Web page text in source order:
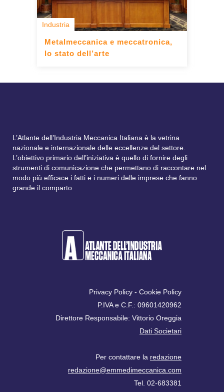
Industria
Metalmeccanica e meccatronica,
lo stato dell’arte
L’Atlante dell’Industria Meccanica Italiana è la vetrina
nazionale e internazionale delle eccellenze del settore.
L’obiettivo primario dell’iniziativa è quello di fornire degli
strumenti di comunicazione che permettano di raccontare nel
modo più efficace i fatti e i numeri delle imprese che fanno
grande il comparto
Privacy Policy - Cookie Policy
P.IVA e C.F.: 09601420962
Direttore Responsabile: Vittorio Oreggia
Dati Societari
Per contattare la redazione
redazione@emmedimeccanica.com
Tel. 02-683381